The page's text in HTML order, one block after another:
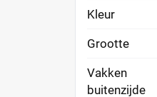
Kleur
Grootte
Vakken
buitenzijde